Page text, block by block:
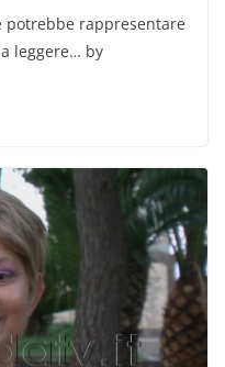
potrebbe rappresentare
leggere… by